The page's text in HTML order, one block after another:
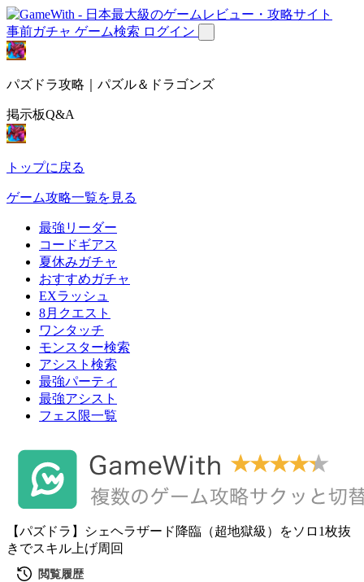
事前ガチャ ゲーム検索 ログイン
パズドラ攻略｜パズル＆ドラゴンズ
掲示板Q&A
トップに戻る
ゲーム攻略一覧を見る
最強リーダー
コードギアス
夏休みガチャ
おすすめガチャ
EXラッシュ
8月クエスト
ワンタッチ
モンスター検索
アシスト検索
最強パーティ
最強アシスト
フェス限一覧
【パズドラ】シェヘラザード降臨（超地獄級）をソロ1枚抜
きでスキル上げ周回